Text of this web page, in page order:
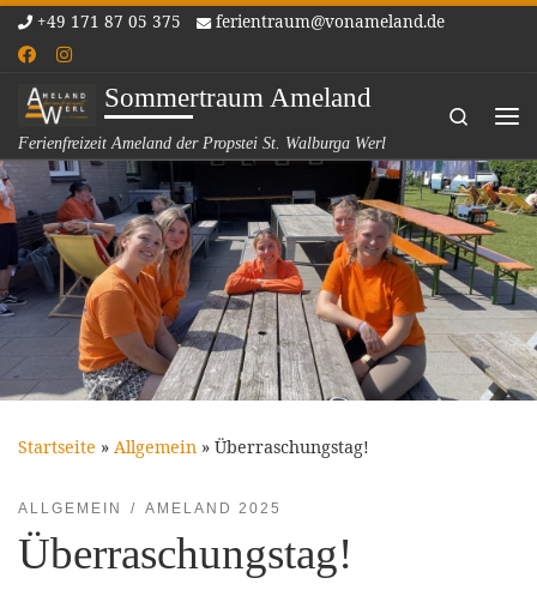
Zum Inhalt springen
+49 171 87 05 375 ferientraum@vonameland.de
Sommertraum Ameland
Ferienfreizeit Ameland der Propstei St. Walburga Werl
Search
Startseite » Allgemein » Überraschungstag!
ALLGEMEIN AMELAND 2025
Überraschungstag!